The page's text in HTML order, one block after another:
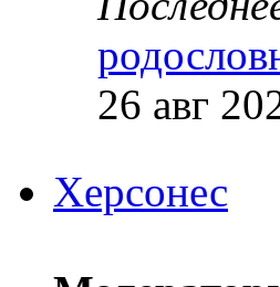
26 авг
Херсонес